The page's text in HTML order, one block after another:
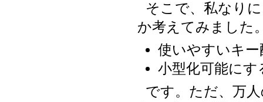
そこで、私なり
か考えてみました
使いやすいキ
小型化可能にす
です。ただ、万